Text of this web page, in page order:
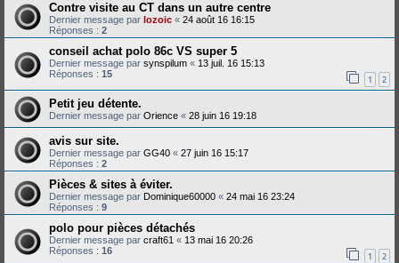
Contre visite au CT dans un autre centre
Dernier message par lozoic « 24 août 16 16:15
Réponses : 2
conseil achat polo 86c VS super 5
Dernier message par synspilum « 13 juil. 16 15:13
Réponses : 15 1 2
Petit jeu détente.
Dernier message par Orience « 28 juin 16 19:18
avis sur site.
Dernier message par GG40 « 27 juin 16 15:17
Réponses : 2
Pièces & sites à éviter.
Dernier message par Dominique60000 « 24 mai 16 23:24
Réponses : 9
polo pour pièces détachés
Dernier message par craft61 « 13 mai 16 20:26
Réponses : 16 1 2